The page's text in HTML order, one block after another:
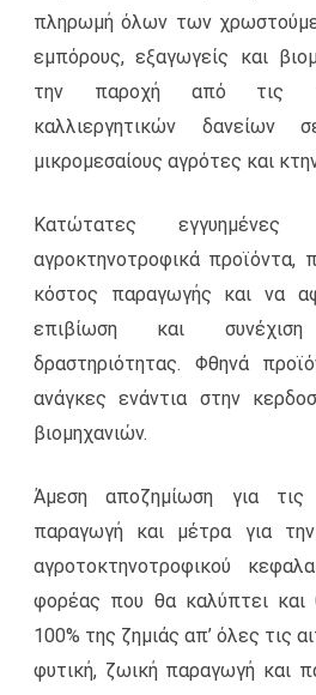
πληρωμή όλων των
εμπόρους, εξαγωγείς και
την παροχή από τις
καλλιεργητικών δανείων
μικρομεσαίους αγρότες και
Κατώτατες
αγροκτηνοτροφικά προϊόντα,
κόστος παραγωγής και να
επιβίωση και
δραστηριότητας. Φθηνά
ανάγκες ενάντια στην
βιομηχανιών.
Άμεση αποζημίωση για τις
παραγωγή και μέτρα για
αγροτοκτηνοτροφικού
φορέας που θα καλύπτει και
100% της ζημιάς απ’ όλες τις
φυτική, ζωική παραγωγή και